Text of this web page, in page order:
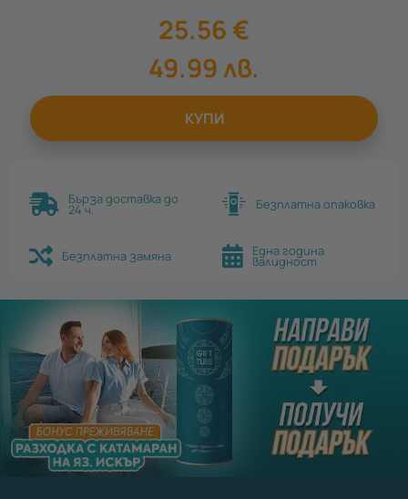
25.56 €
49.99лв.
КУПИ
Бърза доставка до
24 ч. Безплатна опаковка
Безплатна замяна Една година
валидност